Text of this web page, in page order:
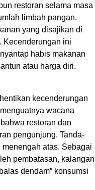
restoran selama masa
limbah pangan.
yang disajikan di
Kecenderungan ini
habis makanan
atau harga diri.
kecenderungan
wacana
restoran dan
pengunjung. Tanda-
atas. Sebagai
pembatasan, kalangan
dendam” konsumsi